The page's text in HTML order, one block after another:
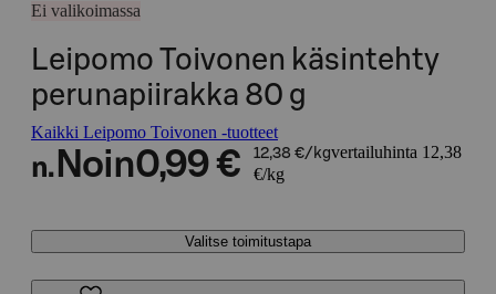
Ei valikoimassa
Leipomo Toivonen käsintehty
perunapiirakka 80 g
Kaikki Leipomo Toivonen -tuotteet
n. Noin0,99 € 12,38 €/kgvertailuhinta 12,38
€/kg
Valitse toimitustapa